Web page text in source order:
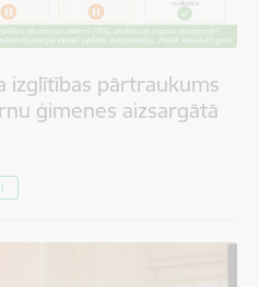
izglītības pārtraukums
ģimenes aizsargātā